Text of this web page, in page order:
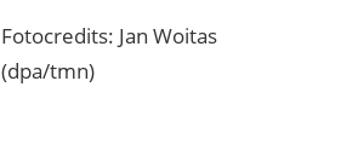
Fotocredits: Jan Woitas
(dpa/tmn)